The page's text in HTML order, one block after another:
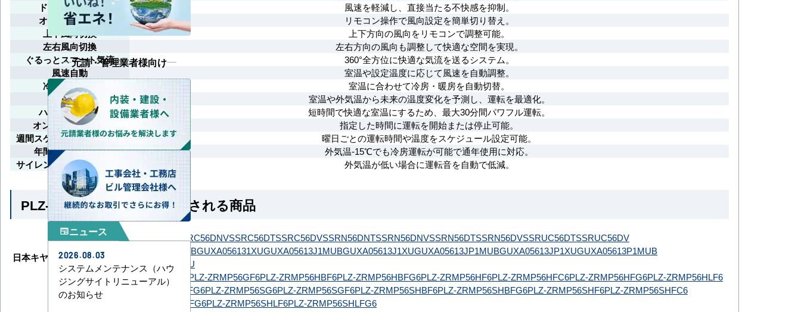
ドラフトセーブ
風速を軽減し、直接当たる不快感を抑制。
オートスイング
リモコン操作で風向設定を簡単切り替え。
上下風向切換
上下方向の風向をリモコンで調整可能。
左右風向切換
左右方向の風向も調整して快適な空間を実現。
ぐるっとスマート気流
360°全方位に快適な気流を送るシステム。
風速自動
室温や設定温度に応じて風速を自動調整。
冷暖自動運転
室温に合わせて冷房・暖房を自動切替。
先読み運転
室温や外気温から未来の温度変化を予測し、運転を最適化。
ハイパワー運転
短時間で快適な室温にするため、最大30分間パワフル運転。
オン/オフタイマー
指定した時間に運転を開始または停止可能。
週間スケジュールタイマー
曜日ごとの運転時間や温度をスケジュール設定可能。
年間冷房運転対応
外気温-15℃でも冷房運転が可能で通年使用に対応。
サイレント制御（冷房時）
外気温が低い場合に運転音を自動で低減。
PLZ-ZRMP56G6 とよく比較される商品
ダイキン SSRC56DNTSSRC56DNVSSRC56DTSSRC56DVSSRN56DNTSSRN56DNVSSRN56DTSSRN56DVSSRUC56DTSSRUC56DV
日本キヤリア（旧：東芝）
GUXA056131MUBGUXA056131XUGUXA05613J1MUBGUXA05613J1XUGUXA05613JP1MUBGUXA05613JP1XUGUXA05613P1MUB
GUXA05613P1XU
三菱電機
PLZ-ZRMP56G6 PLZ-ZRMP56GF6PLZ-ZRMP56HBF6PLZ-ZRMP56HBFG6PLZ-ZRMP56HF6PLZ-ZRMP56HFC6PLZ-ZRMP56HFG6PLZ-ZRMP56HLF6
PLZ-ZRMP56HLFG6PLZ-ZRMP56SG6PLZ-ZRMP56SGF6PLZ-ZRMP56SHBF6PLZ-ZRMP56SHBFG6PLZ-ZRMP56SHF6PLZ-ZRMP56SHFC6
PLZ-ZRMP56SHFG6PLZ-ZRMP56SHLF6PLZ-ZRMP56SHLFG6
元請・管理業者様向け
newspaperニュース
2026.08.03
システムメンテナンス（ハウ
ジングサイトリニューアル）
のお知らせ